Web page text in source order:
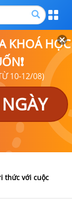
KHOÁ HỌC
10-12/08)
thức với cuộc